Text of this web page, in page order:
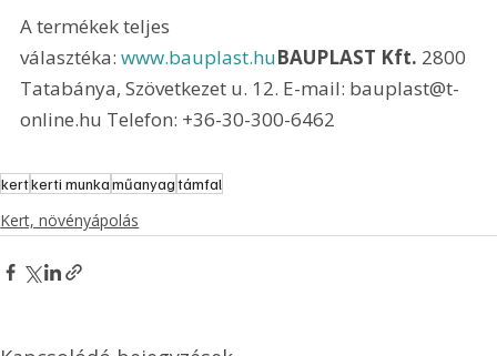
A termékek teljes
választéka: www.bauplast.huBAUPLAST Kft. 2800
Tatabánya, Szövetkezet u. 12. E-mail: bauplast@t-
online.hu Telefon: +36-30-300-6462
kertkerti munkaműanyagtámfal
Kert, növényápolás